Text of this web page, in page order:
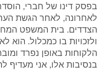
בפסק דינו של חברי,
לאחרונה, לאחר הגשת
הצדדים. בית המשפט
ולזכויות בו כמכלול. הוא
הלקוחות באופן נפרד
בנסיבות אלו, אני מעדיף